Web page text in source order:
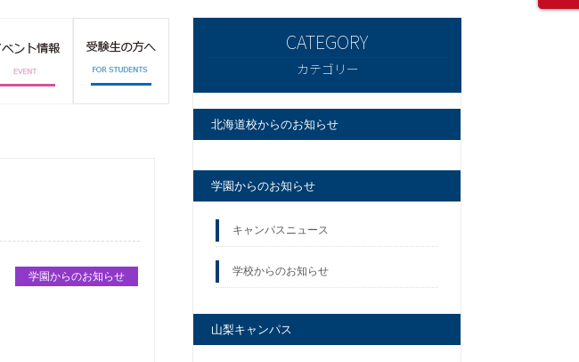
学園からのお知らせ
カテゴリー
北海道校からのお知らせ
学園からのお知らせ
キャンパスニュース
学校からのお知らせ
山梨キャンパス